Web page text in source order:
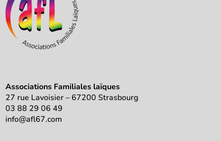
Associations Familiales laïques
27 rue Lavoisier – 67200 Strasbourg
03 88 29 06 49
info@afl67.com